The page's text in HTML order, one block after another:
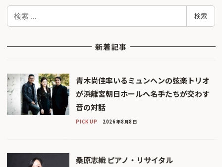
検
検索
新着記事
青木尚佳率いるミュンヘンの弦楽トリオ
が浜離宮朝日ホールへ――名手たちが交わす
音の対話
PICK UP 2026年8月8日
桑原志織 ピアノ・リサイタル